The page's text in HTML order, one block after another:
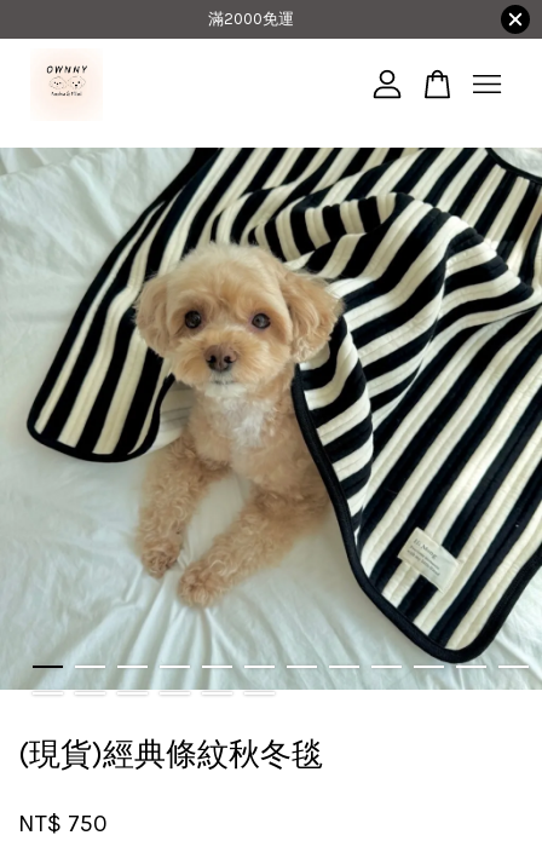
滿2000免運
(現貨)經典條紋秋冬毯
NT$ 750
繼續購物